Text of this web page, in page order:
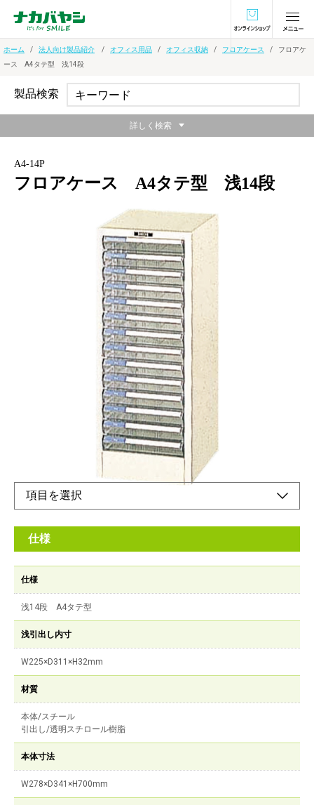
オンラインショ
ホーム 法人向け製品紹介 オフィス用品 オフィス収納 フロアケース
フロアケ
ース A4タテ型 浅14段
A4-14P
フロアケース A4タテ型 浅14段
浅14段 A4タテ型
メーカー希望小売価格：
カラー分類でスピィーディな書類整理。見出し部は45度の傾斜付
きです。立ったままでも見出しカードが一目で読みとれます。
オンラインショップ
仕様
仕様
浅14段 A4タテ型
浅引出し内寸
W225×D311×H32mm
材質
本体/スチール
引出し/透明スチロール樹脂
本体寸法
W278×D341×H700mm
製品検索
詳しく検索